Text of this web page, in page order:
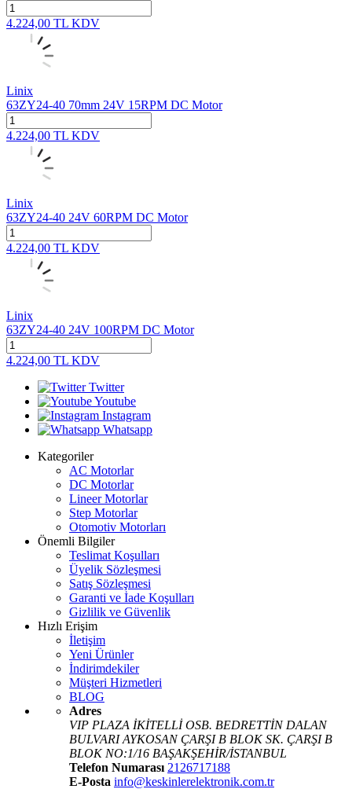
4.224,00 TL KDV
Linix
63ZY24-40 70mm 24V 15RPM DC Motor
4.224,00 TL KDV
Linix
63ZY24-40 24V 60RPM DC Motor
4.224,00 TL KDV
Linix
63ZY24-40 24V 100RPM DC Motor
4.224,00 TL KDV
Twitter
Youtube
Instagram
Whatsapp
Kategoriler
AC Motorlar
DC Motorlar
Lineer Motorlar
Step Motorlar
Otomotiv Motorları
Önemli Bilgiler
Teslimat Koşulları
Üyelik Sözleşmesi
Satış Sözleşmesi
Garanti ve İade Koşulları
Gizlilik ve Güvenlik
Hızlı Erişim
İletişim
Yeni Ürünler
İndirimdekiler
Müşteri Hizmetleri
BLOG
Adres
VIP PLAZA İKİTELLİ OSB. BEDRETTİN DALAN
BULVARI AYKOSAN ÇARŞI B BLOK SK. ÇARŞI B
BLOK NO:1/16 BAŞAKŞEHİR/İSTANBUL
Telefon Numarası 2126717188
E-Posta info@keskinlerelektronik.com.tr